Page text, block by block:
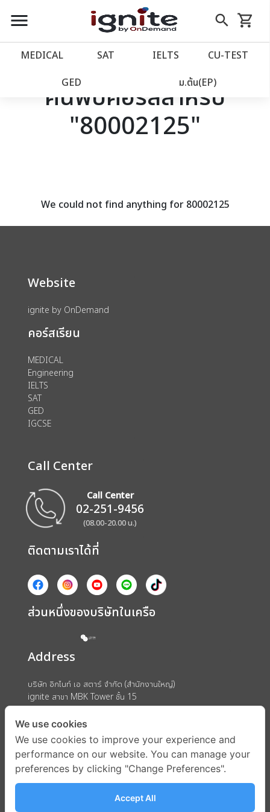
close
account_balance หน้าแรก
เว็บไซต์อิกไนท์
โปรโมชั่น
assignment ลงทะเบียน
menu search
Skip
to
shopping_cart
รถเข็น
MEDICAL SAT IELTS CU‑TEST
GED ม.ต้น(EP)
ค้นพบคอร์สสำหรับ
"80002125"
We could not find anything for 80002125
Website
ignite by OnDemand
คอร์สเรียน
MEDICAL
Engineering
IELTS
SAT
GED
IGCSE
Call Center
Call Center
02-251-9456
(08.00-20.00 น.)
ติดตามเราได้ที่
ส่วนหนึ่งของบริษัทในเครือ
Address
บริษัท อิกไนท์ เอ สตาร์ จำกัด (สำนักงานใหญ่)
ignite สาขา MBK Tower ชั้น 15
ถนนพญาไท แขวงวังใหม่ เขตปทุมวัน กรุงเทพมหานคร 10330
We use cookies
We use cookies to improve your experience and
performance on our website. You can manage your
preferences by clicking "Change Preferences".
Accept All